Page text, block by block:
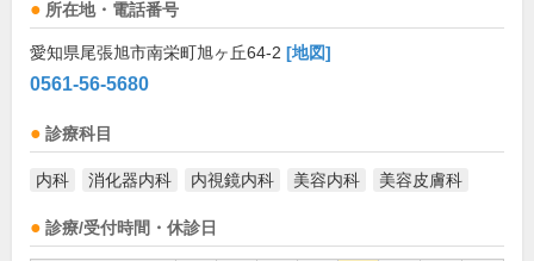
所在地・電話番号
愛知県尾張旭市南栄町旭ヶ丘64-2 [地図]
0561-56-5680
診療科目
内科 消化器内科 内視鏡内科 美容内科 美容皮膚科
診療/受付時間・休診日